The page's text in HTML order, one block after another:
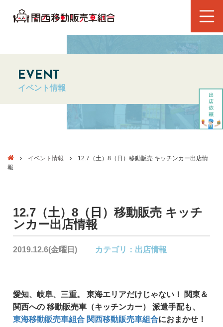
EVENT
イベント情報
イベント情報
12.7（土）8（日）移動販売 キッチンカー出店情
報
12.7（土）8（日）移動販売 キッチ
ンカー出店情報
2019.12.6(金曜日) カテゴリ： 出店情報
愛知、岐阜、三重。 東海エリアだけじゃない！ 関東＆
関西への 移動販売車（キッチンカー） 派遣手配も、
東海移動販売車組合 関西移動販売車組合におまかせ！